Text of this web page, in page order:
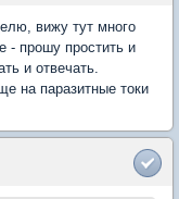
вижу тут много
- прошу простить и
и отвечать.
на паразитные токи